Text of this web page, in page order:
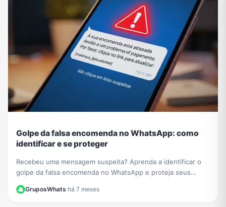
Golpe da falsa encomenda no WhatsApp: como
identificar e se proteger
Recebeu uma mensagem suspeita? Aprenda a identificar o
golpe da falsa encomenda no WhatsApp e proteja seus
dados de links maliciosos e cobranças falsas.
GruposWhats·há 7 meses